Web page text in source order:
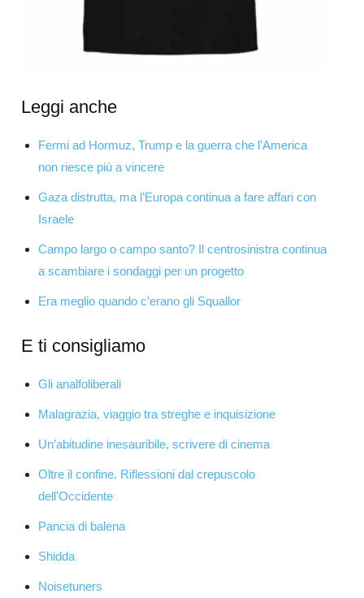
Leggi anche
Fermi ad Hormuz, Trump e la guerra che l’America
non riesce più a vincere
Gaza distrutta, ma l’Europa continua a fare affari con
Israele
Campo largo o campo santo? Il centrosinistra continua
a scambiare i sondaggi per un progetto
Era meglio quando c’erano gli Squallor
E ti consigliamo
Gli analfoliberali
Malagrazia, viaggio tra streghe e inquisizione
Un’abitudine inesauribile, scrivere di cinema
Oltre il confine. Riflessioni dal crepuscolo
dell’Occidente
Pancia di balena
Shidda
Noisetuners